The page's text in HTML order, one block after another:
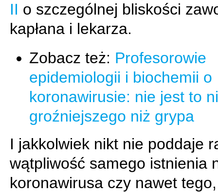
II o szczególnej bliskości
kapłana i lekarza.
Zobacz też: Profesorowie
epidemiologii i biochemii o
koronawirusie: nie jest to
groźniejszego niż grypa
I jakkolwiek nikt nie poddaje
wątpliwość samego istnienia
koronawirusa czy nawet